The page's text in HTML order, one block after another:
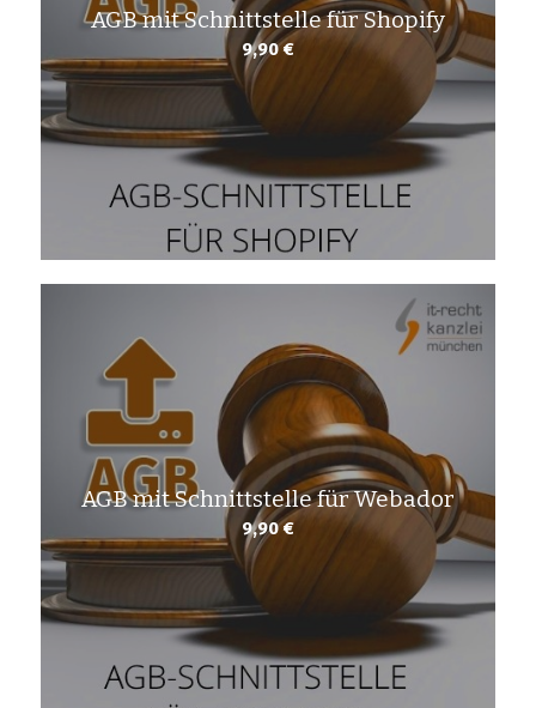
AGB mit Schnittstelle für Shopify
9,90€
AGB mit Schnittstelle für Webador
9,90€